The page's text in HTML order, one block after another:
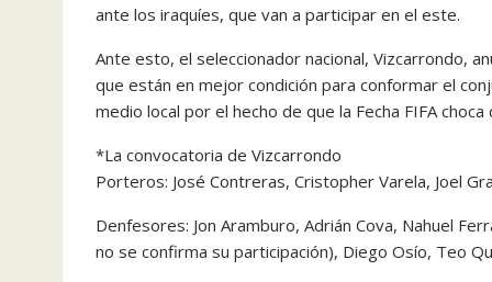
ante los iraquíes, que van a participar en el este.
Ante esto, el seleccionador nacional, Vizcarrondo,
que están en mejor condición para conformar el
medio local por el hecho de que la Fecha FIFA
*La convocatoria de Vizcarrondo
Porteros: José Contreras, Cristopher Varela, Joel
Denfesores: Jon Aramburo, Adrián Cova, Nahuel
no se confirma su participación), Diego Osío, Teo